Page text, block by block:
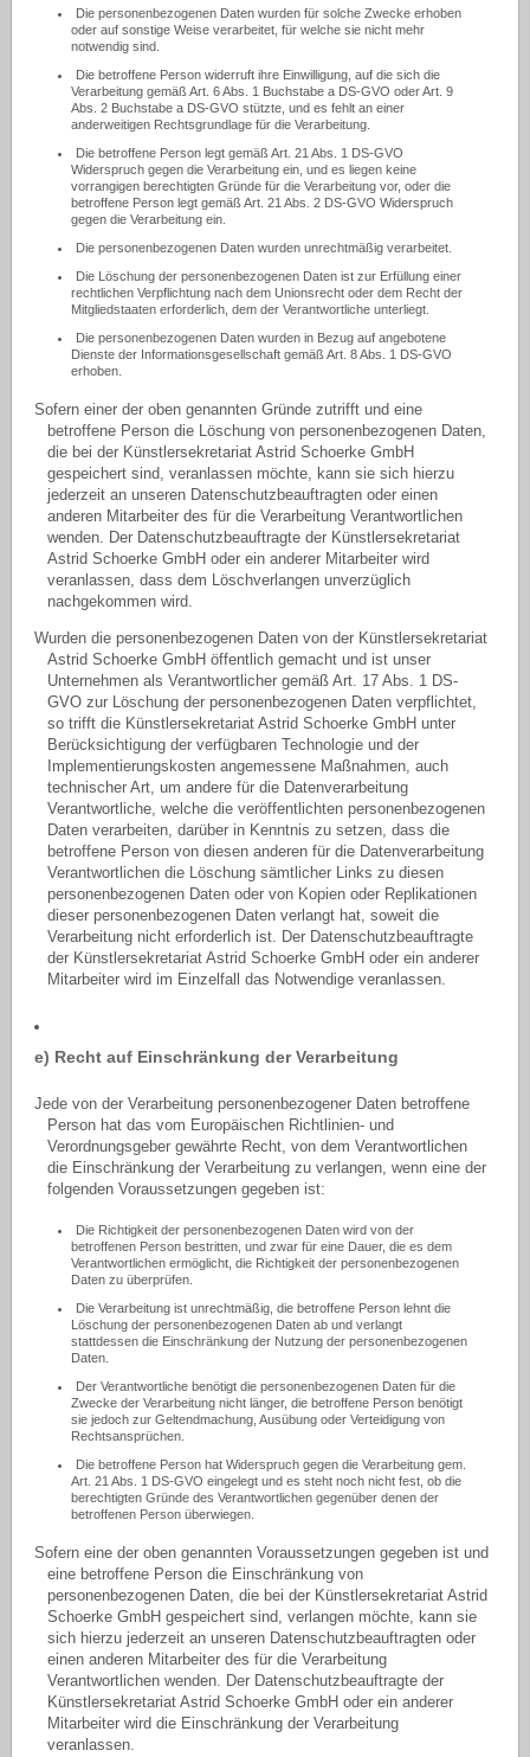
Die personenbezogenen Daten wurden für solche Zwecke erhoben
oder auf sonstige Weise verarbeitet, für welche sie nicht mehr
notwendig sind.
Die betroffene Person widerruft ihre Einwilligung, auf die sich die
Verarbeitung gemäß Art. 6 Abs. 1 Buchstabe a DS-GVO oder Art. 9
Abs. 2 Buchstabe a DS-GVO stützte, und es fehlt an einer
anderweitigen Rechtsgrundlage für die Verarbeitung.
Die betroffene Person legt gemäß Art. 21 Abs. 1 DS-GVO
Widerspruch gegen die Verarbeitung ein, und es liegen keine
vorrangigen berechtigten Gründe für die Verarbeitung vor, oder die
betroffene Person legt gemäß Art. 21 Abs. 2 DS-GVO Widerspruch
gegen die Verarbeitung ein.
Die personenbezogenen Daten wurden unrechtmäßig verarbeitet.
Die Löschung der personenbezogenen Daten ist zur Erfüllung einer
rechtlichen Verpflichtung nach dem Unionsrecht oder dem Recht der
Mitgliedstaaten erforderlich, dem der Verantwortliche unterliegt.
Die personenbezogenen Daten wurden in Bezug auf angebotene
Dienste der Informationsgesellschaft gemäß Art. 8 Abs. 1 DS-GVO
erhoben.
Sofern einer der oben genannten Gründe zutrifft und eine
betroffene Person die Löschung von personenbezogenen Daten,
die bei der Künstlersekretariat Astrid Schoerke GmbH
gespeichert sind, veranlassen möchte, kann sie sich hierzu
jederzeit an unseren Datenschutzbeauftragten oder einen
anderen Mitarbeiter des für die Verarbeitung Verantwortlichen
wenden. Der Datenschutzbeauftragte der Künstlersekretariat
Astrid Schoerke GmbH oder ein anderer Mitarbeiter wird
veranlassen, dass dem Löschverlangen unverzüglich
nachgekommen wird.
Wurden die personenbezogenen Daten von der Künstlersekretariat
Astrid Schoerke GmbH öffentlich gemacht und ist unser
Unternehmen als Verantwortlicher gemäß Art. 17 Abs. 1 DS-
GVO zur Löschung der personenbezogenen Daten verpflichtet,
so trifft die Künstlersekretariat Astrid Schoerke GmbH unter
Berücksichtigung der verfügbaren Technologie und der
Implementierungskosten angemessene Maßnahmen, auch
technischer Art, um andere für die Datenverarbeitung
Verantwortliche, welche die veröffentlichten personenbezogenen
Daten verarbeiten, darüber in Kenntnis zu setzen, dass die
betroffene Person von diesen anderen für die Datenverarbeitung
Verantwortlichen die Löschung sämtlicher Links zu diesen
personenbezogenen Daten oder von Kopien oder Replikationen
dieser personenbezogenen Daten verlangt hat, soweit die
Verarbeitung nicht erforderlich ist. Der Datenschutzbeauftragte
der Künstlersekretariat Astrid Schoerke GmbH oder ein anderer
Mitarbeiter wird im Einzelfall das Notwendige veranlassen.
e) Recht auf Einschränkung der Verarbeitung
Jede von der Verarbeitung personenbezogener Daten betroffene
Person hat das vom Europäischen Richtlinien- und
Verordnungsgeber gewährte Recht, von dem Verantwortlichen
die Einschränkung der Verarbeitung zu verlangen, wenn eine der
folgenden Voraussetzungen gegeben ist:
Die Richtigkeit der personenbezogenen Daten wird von der
betroffenen Person bestritten, und zwar für eine Dauer, die es dem
Verantwortlichen ermöglicht, die Richtigkeit der personenbezogenen
Daten zu überprüfen.
Die Verarbeitung ist unrechtmäßig, die betroffene Person lehnt die
Löschung der personenbezogenen Daten ab und verlangt
stattdessen die Einschränkung der Nutzung der personenbezogenen
Daten.
Der Verantwortliche benötigt die personenbezogenen Daten für die
Zwecke der Verarbeitung nicht länger, die betroffene Person benötigt
sie jedoch zur Geltendmachung, Ausübung oder Verteidigung von
Rechtsansprüchen.
Die betroffene Person hat Widerspruch gegen die Verarbeitung gem.
Art. 21 Abs. 1 DS-GVO eingelegt und es steht noch nicht fest, ob die
berechtigten Gründe des Verantwortlichen gegenüber denen der
betroffenen Person überwiegen.
Sofern eine der oben genannten Voraussetzungen gegeben ist und
eine betroffene Person die Einschränkung von
personenbezogenen Daten, die bei der Künstlersekretariat Astrid
Schoerke GmbH gespeichert sind, verlangen möchte, kann sie
sich hierzu jederzeit an unseren Datenschutzbeauftragten oder
einen anderen Mitarbeiter des für die Verarbeitung
Verantwortlichen wenden. Der Datenschutzbeauftragte der
Künstlersekretariat Astrid Schoerke GmbH oder ein anderer
Mitarbeiter wird die Einschränkung der Verarbeitung
veranlassen.